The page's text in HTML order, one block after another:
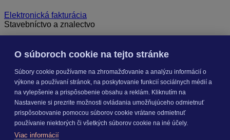
Elektronická fakturácia
Stavebníctvo a znalectvo
O súboroch cookie na tejto stránke
Súbory cookie používame na zhromažďovanie a analýzu informácií o
výkone a používaní stránok, na poskytovanie funkcií sociálnych médií a
na vylepšenie a prispôsobenie obsahu a reklám. Kliknutím na
Nastavenie si prezrite možnosti ovládania umožňujúceho odmietnuť
prispôsobovanie pomocou súborov cookie vrátane odmietnuť
používanie niektorých či všetkých súborov cookie na iné účely.
Viac informácií